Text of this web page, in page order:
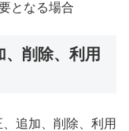
となる場合
削除、利用
追加、削除、利用